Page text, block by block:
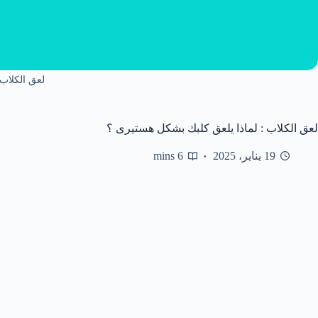
لعق
لعق الكلاب : لماذا يلعق كلبك بشكل هستيرى ؟
19 يناير، 2025 6 mins